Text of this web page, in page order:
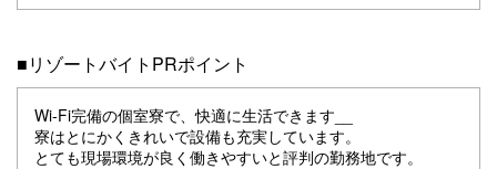
■リゾートバイトPRポイント
Wi-Fi完備の個室寮で、快適に生活できます__
寮はとにかくきれいで設備も充実しています。
とても現場環境が良く働きやすいと評判の勤務地です。